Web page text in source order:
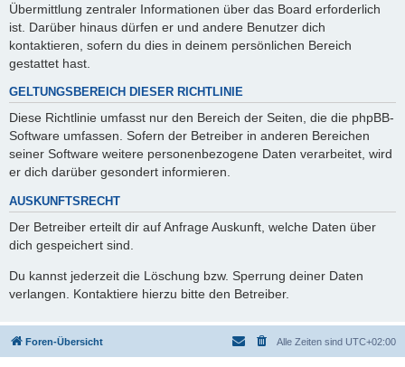
Übermittlung zentraler Informationen über das Board erforderlich
ist. Darüber hinaus dürfen er und andere Benutzer dich
kontaktieren, sofern du dies in deinem persönlichen Bereich
gestattet hast.
GELTUNGSBEREICH DIESER RICHTLINIE
Diese Richtlinie umfasst nur den Bereich der Seiten, die die phpBB-
Software umfassen. Sofern der Betreiber in anderen Bereichen
seiner Software weitere personenbezogene Daten verarbeitet, wird
er dich darüber gesondert informieren.
AUSKUNFTSRECHT
Der Betreiber erteilt dir auf Anfrage Auskunft, welche Daten über
dich gespeichert sind.
Du kannst jederzeit die Löschung bzw. Sperrung deiner Daten
verlangen. Kontaktiere hierzu bitte den Betreiber.
Foren-Übersicht Alle Zeiten sind UTC+02:00